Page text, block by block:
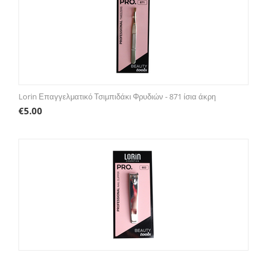
Lorin Επαγγελματικό Τσιμπιδάκι Φρυδιών - 871 ίσια άκρη
€5.00